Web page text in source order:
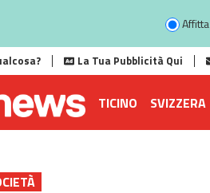
Affitta
La Tua Pubblicità Qui
TICINO SVIZZERA